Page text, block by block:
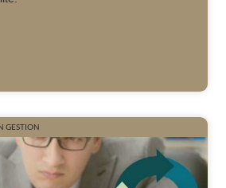
GESTION